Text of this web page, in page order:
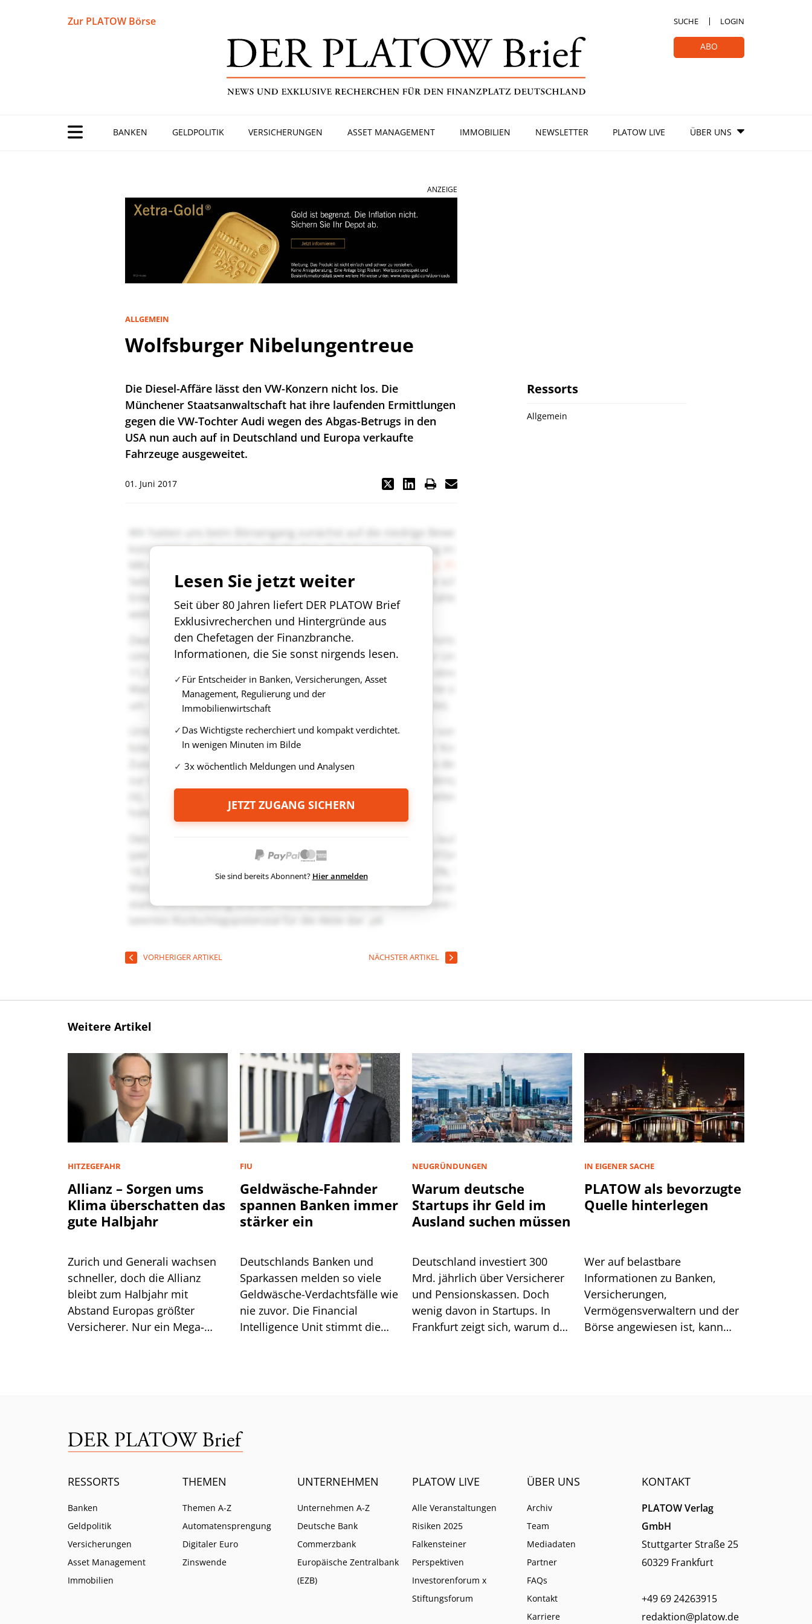
Zur PLATOW Börse SUCHE LOGIN
ABO
BANKEN GELDPOLITIK VERSICHERUNGEN ASSET MANAGEMENT IMMOBILIEN NEWSLETTER PLATOW LIVE ÜBER UNS
ANZEIGE
ALLGEMEIN
Wolfsburger Nibelungentreue
Die Diesel-Affäre lässt den VW-Konzern nicht los. Die
Münchener Staatsanwaltschaft hat ihre laufenden Ermittlungen
gegen die VW-Tochter Audi wegen des Abgas-Betrugs in den
USA nun auch auf in Deutschland und Europa verkaufte
Fahrzeuge ausgeweitet.
01. Juni 2017
Lesen Sie jetzt weiter
Seit über 80 Jahren liefert DER PLATOW Brief
Exklusivrecherchen und Hintergründe aus
den Chefetagen der Finanzbranche.
Informationen, die Sie sonst nirgends lesen.
Für Entscheider in Banken, Versicherungen, Asset
Management, Regulierung und der
Immobilienwirtschaft
Das Wichtigste recherchiert und kompakt verdichtet.
In wenigen Minuten im Bilde
3x wöchentlich Meldungen und Analysen
JETZT ZUGANG SICHERN
Sie sind bereits Abonnent? Hier anmelden
VORHERIGER ARTIKEL NÄCHSTER ARTIKEL
Ressorts
Allgemein
Weitere Artikel
HITZEGEFAHR
Allianz – Sorgen ums
Klima überschatten das
gute Halbjahr
Zurich und Generali wachsen
schneller, doch die Allianz
bleibt zum Halbjahr mit
Abstand Europas größter
Versicherer. Nur ein Mega-
FIU
Geldwäsche-Fahnder
spannen Banken immer
stärker ein
Deutschlands Banken und
Sparkassen melden so viele
Geldwäsche-Verdachtsfälle wie
nie zuvor. Die Financial
Intelligence Unit stimmt die
NEUGRÜNDUNGEN
Warum deutsche
Startups ihr Geld im
Ausland suchen müssen
Deutschland investiert 300
Mrd. jährlich über Versicherer
und Pensionskassen. Doch
wenig davon in Startups. In
Frankfurt zeigt sich, warum das
IN EIGENER SACHE
PLATOW als bevorzugte
Quelle hinterlegen
Wer auf belastbare
Informationen zu Banken,
Versicherungen,
Vermögensverwaltern und der
Börse angewiesen ist, kann
RESSORTS
Banken
Geldpolitik
Versicherungen
Asset Management
Immobilien
THEMEN
Themen A-Z
Automatensprengung
Digitaler Euro
Zinswende
UNTERNEHMEN
Unternehmen A-Z
Deutsche Bank
Commerzbank
Europäische Zentralbank
(EZB)
PLATOW LIVE
Alle Veranstaltungen
Risiken 2025
Falkensteiner
Perspektiven
Investorenforum x
Stiftungsforum
ÜBER UNS
Archiv
Team
Mediadaten
Partner
FAQs
Kontakt
Karriere
KONTAKT
PLATOW Verlag
GmbH
Stuttgarter Straße 25
60329 Frankfurt
+49 69 24263915
redaktion@platow.de